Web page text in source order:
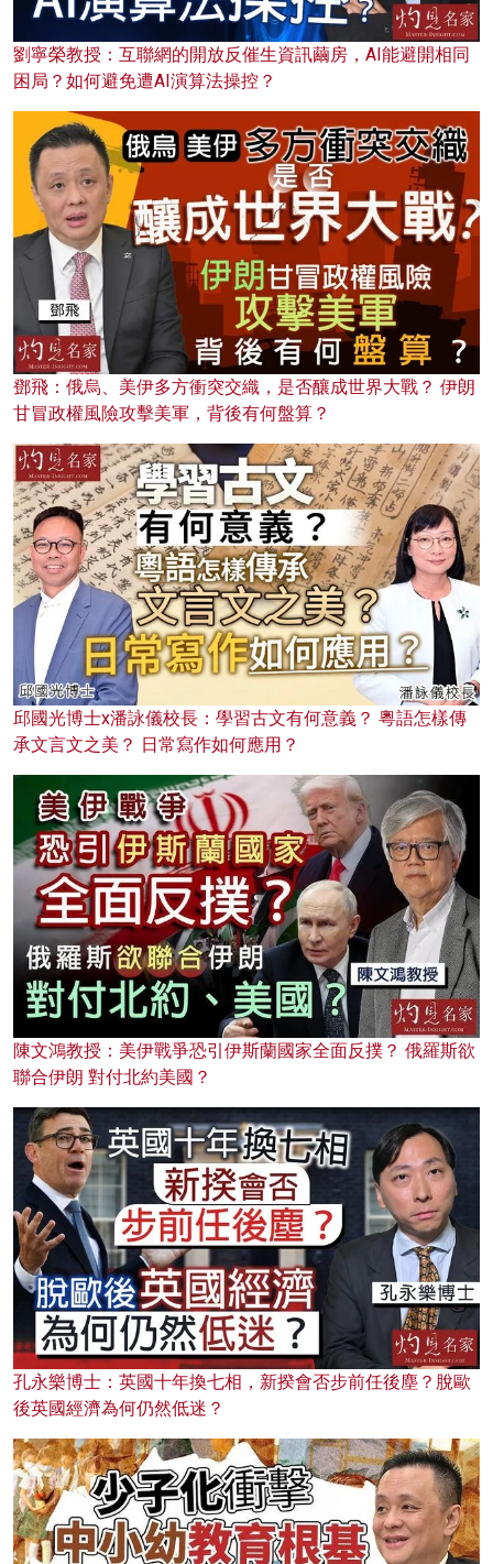
劉寧榮教授：互聯網的開放反催生資訊繭房，AI能避開相同
困局？如何避免遭AI演算法操控？
鄧飛：俄烏、美伊多方衝突交織，是否釀成世界大戰？ 伊朗
甘冒政權風險攻擊美軍，背後有何盤算？
邱國光博士x潘詠儀校長：學習古文有何意義？ 粵語怎樣傳
承文言文之美？ 日常寫作如何應用？
陳文鴻教授：美伊戰爭恐引伊斯蘭國家全面反撲？ 俄羅斯欲
聯合伊朗 對付北約美國？
孔永樂博士：英國十年換七相，新揆會否步前任後塵？脫歐
後英國經濟為何仍然低迷？